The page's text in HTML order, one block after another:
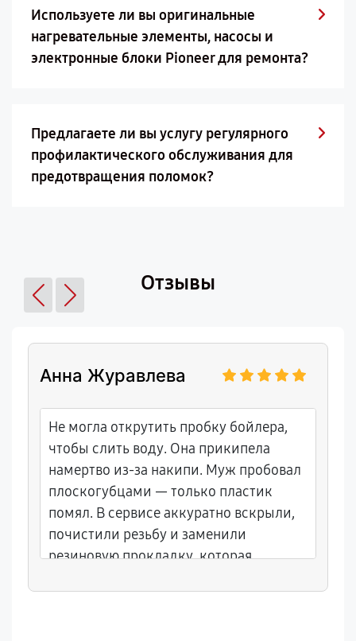
Используете ли вы оригинальные
нагревательные элементы, насосы и
электронные блоки Pioneer для ремонта?
Предлагаете ли вы услугу регулярного
профилактического обслуживания для
предотвращения поломок?
Отзывы
Анна Журавлева
Не могла открутить пробку бойлера,
чтобы слить воду. Она прикипела
намертво из-за накипи. Муж пробовал
плоскогубцами — только пластик
помял. В сервисе аккуратно вскрыли,
почистили резьбу и заменили
резиновую прокладку, которая